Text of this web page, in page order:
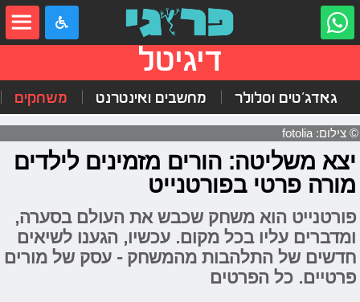
דיגיטל
גאדג'טים וסלולר מחשבים ואינטרנט משחקים
© צילום: fotolia
יצא משליטה: הורים מזמינים לילדים
מורה פרטי בפורטנייט
פורטנייט הוא משחק שכבש את העולם בסערה,
ומדברים עליו בכל מקום. עכשיו, הגענו לשיאים
חדשים של התלהבות מהמשחק - עסק של מורים
פרטיים. כל הפרטים